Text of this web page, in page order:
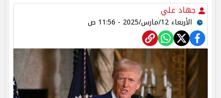
جهاد علي
الأربعاء 12/مارس/2025 - 11:56 ص